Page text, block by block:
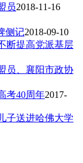
员2018-11-16
侧记2018-09-10
断提高党派基层
员、襄阳市政协
考40周年2017-
子送进哈佛大学